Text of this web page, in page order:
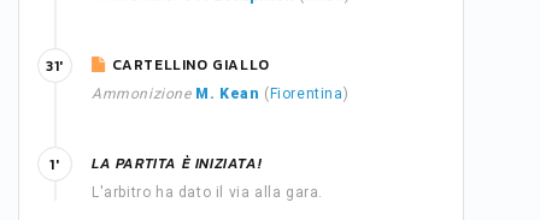
CARTELLINO GIALLO
Ammonizione M. Kean ( Fiorentina)
31'
LA PARTITA È INIZIATA!
L'arbitro ha dato il via alla gara.
1'